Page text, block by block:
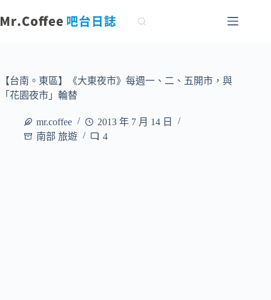
至
容【台南。東區】《大東夜市》每週一、二、五開市，與
「花園夜市」輪替
mr.coffee
2013 年 7 月 14 日
南部 旅遊
4